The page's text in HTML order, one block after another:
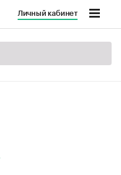
Личный кабинет